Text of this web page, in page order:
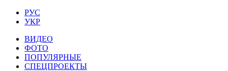
РУС
УКР
ВИДЕО
ФОТО
ПОПУЛЯРНЫЕ
СПЕЦПРОЕКТЫ